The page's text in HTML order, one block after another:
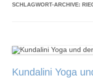
SCHLAGWORT-ARCHIVE:
Kundalini Yoga